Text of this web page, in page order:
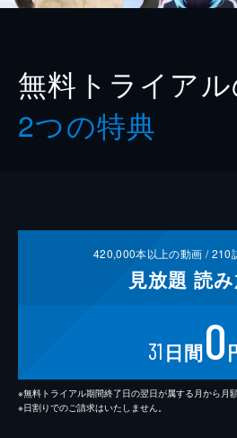
無料トライア
2つの特典
420,000本以上の動画 /210
見放題 読
31 日間0
※無料トライアル期間終了日の翌日が属する月から月
※日割りでのご請求はいたしません。